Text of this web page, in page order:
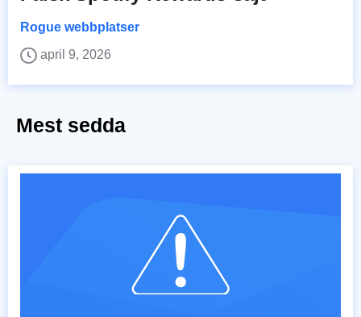
Rogue webbplatser
april 9, 2026
Mest sedda